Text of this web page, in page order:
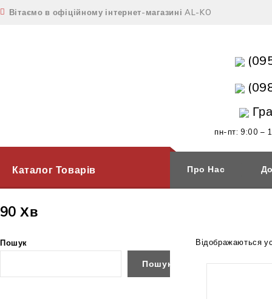
Вітаємо в офіційному інтернет-магазині AL-KO
пн-пт: 9:00 –
Каталог Товарів Про Нас
90 Хв
Відображаються
Пошук
Пошук